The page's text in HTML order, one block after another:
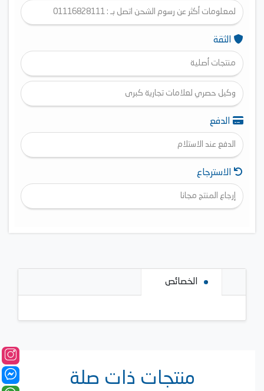
لمعلومات أكثر عن رسوم الشحن اتصل بـ : 01116828111
الثقة
منتجات أصلية
وكيل حصري لعلامات تجارية كبرى
الدفع
الدفع عند الاستلام
الاسترجاع
إرجاع المنتج مجانا
الخصائص
منتجات ذات صلة